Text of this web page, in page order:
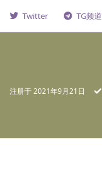
Twitter TG频道
注册于2021年9月21日